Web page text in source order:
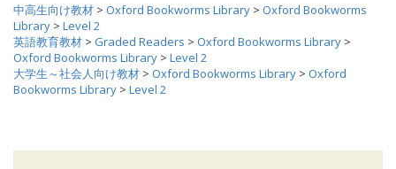
中高生向け教材 > Oxford Bookworms Library > Oxford Bookworms
Library > Level 2
英語教育教材 > Graded Readers > Oxford Bookworms Library >
Oxford Bookworms Library > Level 2
大学生～社会人向け教材 > Oxford Bookworms Library > Oxford
Bookworms Library > Level 2